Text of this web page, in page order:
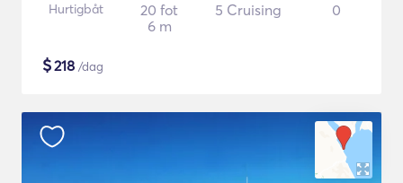
Hurtigbåt
20 fot
6 m
5 Cruising 0
$218 /dag